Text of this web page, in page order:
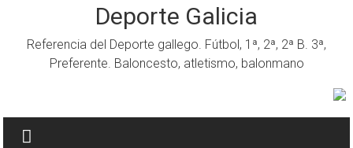
Deporte Galicia
Referencia del Deporte gallego. Fútbol, 1ª, 2ª, 2ª B. 3ª,
Preferente. Baloncesto, atletismo, balonmano